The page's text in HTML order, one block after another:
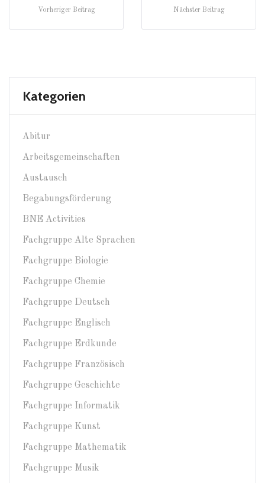
Vorheriger Beitrag Nächster Beitrag
Kategorien
Abitur
Arbeitsgemeinschaften
Austausch
Begabungsförderung
BNE Activities
Fachgruppe Alte Sprachen
Fachgruppe Biologie
Fachgruppe Chemie
Fachgruppe Deutsch
Fachgruppe Englisch
Fachgruppe Erdkunde
Fachgruppe Französisch
Fachgruppe Geschichte
Fachgruppe Informatik
Fachgruppe Kunst
Fachgruppe Mathematik
Fachgruppe Musik